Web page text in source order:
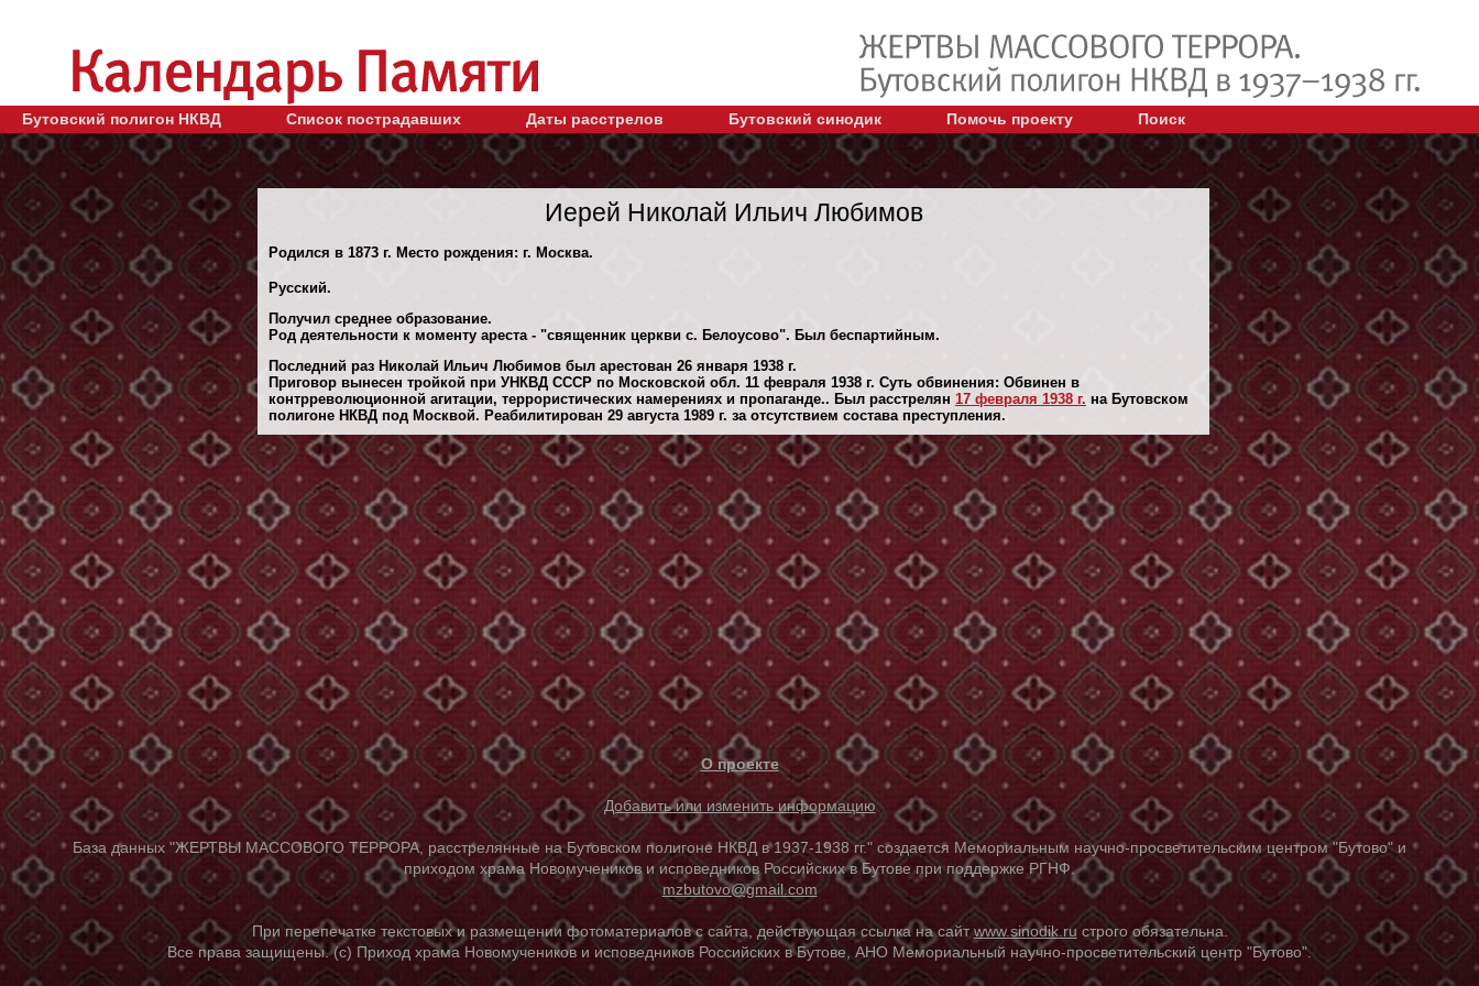
Бутовский полигон НКВД Список пострадавших Даты расстрелов Бутовский синодик Помочь проекту Поиск
Иерей Николай Ильич Любимов
Родился в 1873 г. Место рождения: г. Москва.
Русский.
Получил среднее образование.
Род деятельности к моменту ареста - "священник церкви с. Белоусово". Был беспартийным.
Последний раз Николай Ильич Любимов был арестован 26 января 1938 г.
Приговор вынесен тройкой при УНКВД СССР по Московской обл. 11 февраля 1938 г. Суть обвинения: Обвинен в
контрреволюционной агитации, террористических намерениях и пропаганде.. Был расстрелян 17 февраля 1938 г. на Бутовском
полигоне НКВД под Москвой. Реабилитирован 29 августа 1989 г. за отсутствием состава преступления.
О проекте
Добавить или изменить информацию
База данных "ЖЕРТВЫ МАССОВОГО ТЕРРОРА, расстрелянные на Бутовском полигоне НКВД в 1937-1938 гг." создается Мемориальным научно-просветительским центром "Бутово" и
приходом храма Новомучеников и исповедников Российских в Бутове при поддержке РГНФ.
mzbutovo@gmail.com
При перепечатке текстовых и размещении фотоматериалов с сайта, действующая ссылка на сайтwww.sinodik.ru строго обязательна.
Все права защищены. (с) Приход храма Новомучеников и исповедников Российских в Бутове, АНО Мемориальный научно-просветительский центр "Бутово".